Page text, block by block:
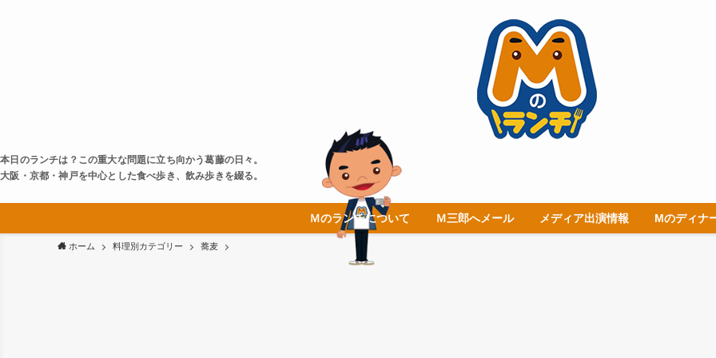
本日のランチは？この重大な問題に立ち向かう葛藤の日々。
大阪・京都・神戸を中心とした食べ歩き、飲み歩きを綴る。
Ｍのランチについて Ｍ三郎へメール メディア出演情報 Mのディナ
ホーム 料理別カテゴリー 蕎麦